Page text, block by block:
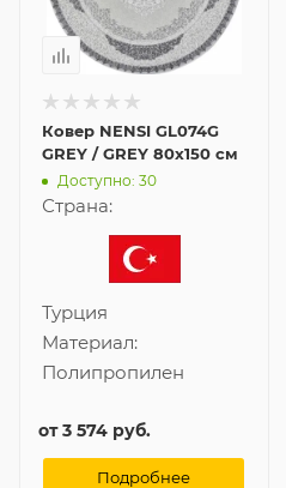
Ковер NENSI GL074G
GREY / GREY 80x150 см
Доступно: 30
Страна:
Турция
Материал:
Полипропилен
от3 574 руб.
Подробнее